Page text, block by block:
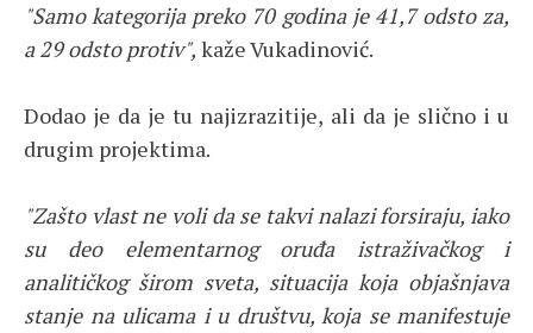
"Samo kategorija preko 70 godina je 41,7 odsto za,
a 29 odsto protiv", kaže Vukadinović.
Dodao je da je tu najizrazitije, ali da je slično i u
drugim projektima.
"Zašto vlast ne voli da se takvi nalazi forsiraju, iako
su deo elementarnog oruđa istraživačkog i
analitičkog širom sveta, situacija koja objašnjava
stanje na ulicama i u društvu, koja se manifestuje